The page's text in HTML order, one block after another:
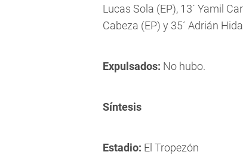
Lucas Sola (EP), 13´ Yamil
Cabeza (EP) y 35´ Adrián
Expulsados: No hubo.
Síntesis
Estadio: El Tropezón